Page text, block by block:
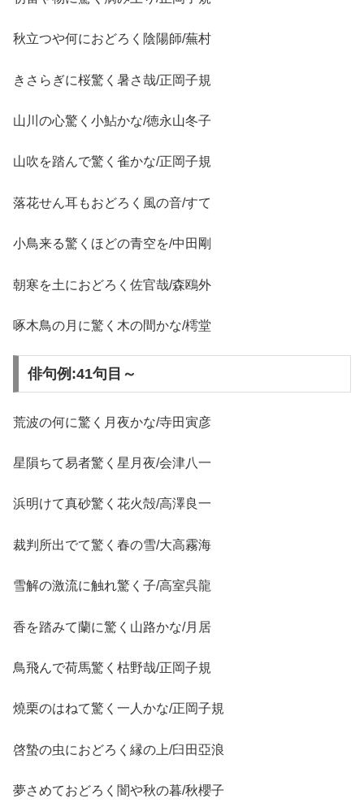
秋立つや何におどろく陰陽師/蕪村
きさらぎに桜驚く暑さ哉/正岡子規
山川の心驚く小鮎かな/徳永山冬子
山吹を踏んで驚く雀かな/正岡子規
落花せん耳もおどろく風の音/すて
小鳥来る驚くほどの青空を/中田剛
朝寒を土におどろく佐官哉/森鴎外
啄木鳥の月に驚く木の間かな/樗堂
俳句例:41句目～
荒波の何に驚く月夜かな/寺田寅彦
星隕ちて易者驚く星月夜/会津八一
浜明けて真砂驚く花火殻/高澤良一
裁判所出でて驚く春の雪/大高霧海
雪解の激流に触れ驚く子/高室呉龍
香を踏みて蘭に驚く山路かな/月居
鳥飛んで荷馬驚く枯野哉/正岡子規
燒栗のはねて驚く一人かな/正岡子規
啓蟄の虫におどろく縁の上/臼田亞浪
夢さめておどろく闇や秋の暮/秋櫻子